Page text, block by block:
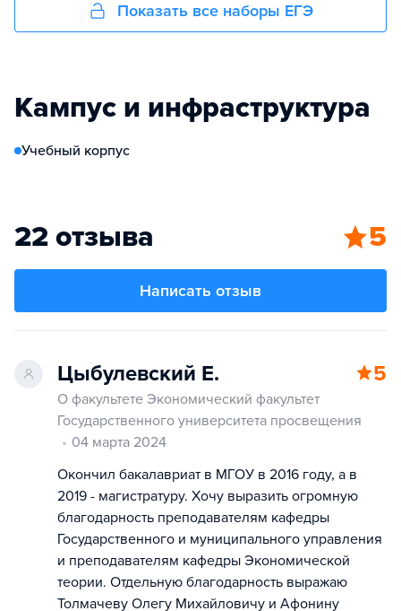
Показать все наборы ЕГЭ
Кампус и инфраструктура
Учебный корпус
22 отзыва 5
Написать отзыв
Цыбулевский Е. 5
О факультете Экономический факультет
Государственного университета просвещения
04 марта 2024
Окончил бакалавриат в МГОУ в 2016 году, а в
2019 - магистратуру. Хочу выразить огромную
благодарность преподавателям кафедры
Государственного и муниципального управления
и преподавателям кафедры Экономической
теории. Отдельную благодарность выражаю
Толмачеву Олегу Михайловичу и Афонину